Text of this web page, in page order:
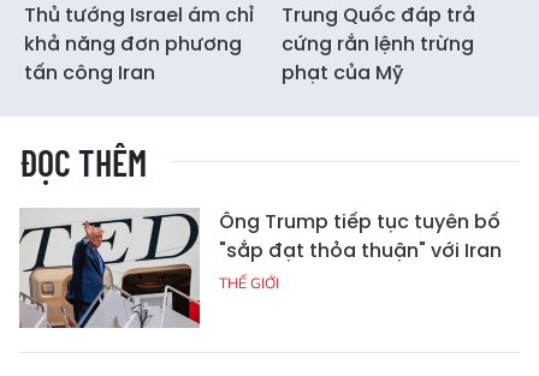
Thủ tướng Israel ám chỉ
khả năng đơn phương
tấn công Iran
Trung Quốc đáp trả
cứng rắn lệnh trừng
phạt của Mỹ
ĐỌC THÊM
Ông Trump tiếp tục tuyên bố
"sắp đạt thỏa thuận" với Iran
THẾ GIỚI